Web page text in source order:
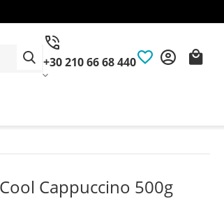
+30 210 66 68 440
Cappuccino 500g